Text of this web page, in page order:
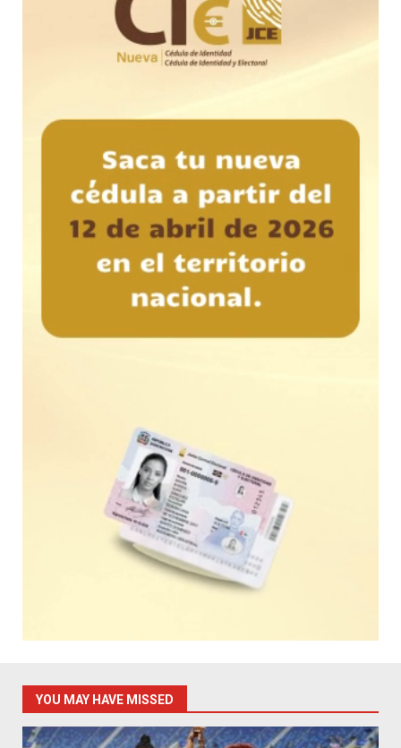
YOU MAY HAVE MISSED